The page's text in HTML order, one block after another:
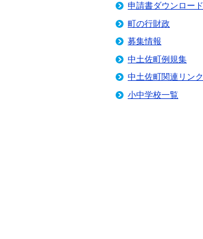
申請書ダウンロード
町の行財政
募集情報
中土佐町例規集
中土佐町関連リンク
小中学校一覧